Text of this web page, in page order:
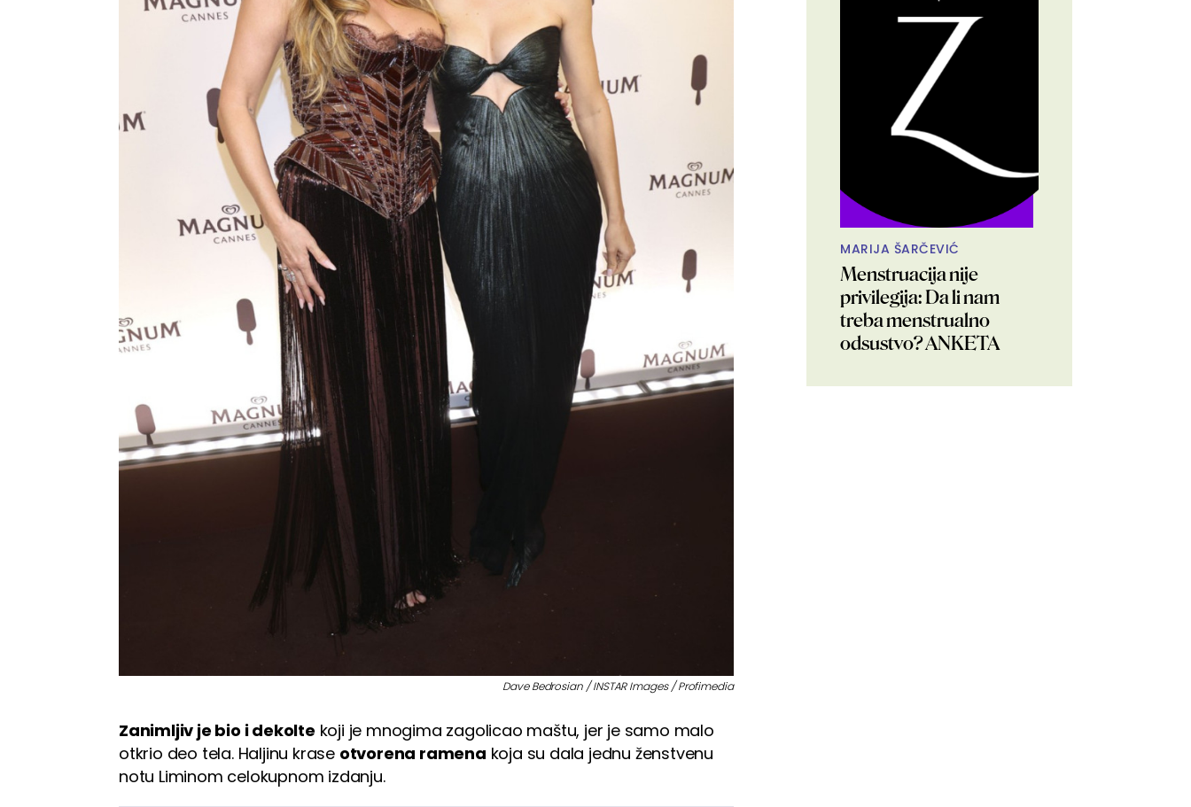
Dave Bedrosian / INSTAR Images / Profimedia
Zanimljiv je bio i dekolte koji je mnogima zagolicao maštu, jer je samo malo
otkrio deo tela. Haljinu krase otvorena ramena koja su dala jednu ženstvenu
notu Liminom celokupnom izdanju.
MARIJA ŠARČEVIĆ
Menstruacija nije
privilegija: Da li nam
treba menstrualno
odsustvo? ANKETA